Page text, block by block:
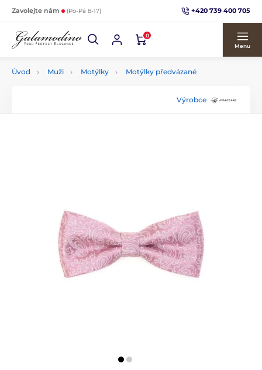
Zavolejte nám (Po-Pá 8-17) +420 739 400 705
0
Menu
Úvod Muži Motýlky Motýlky předvázané
Výrobce